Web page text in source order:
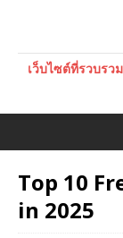
เว็บไซต์ที่รวบรว
Top 10
in 2025